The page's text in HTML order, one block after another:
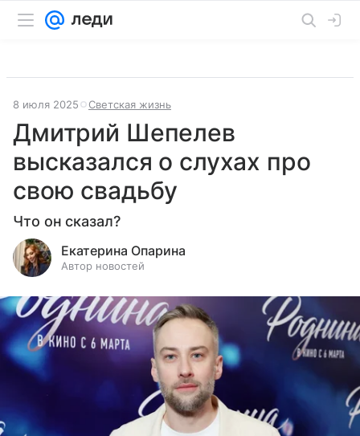
8 июля 2025 Светская жизнь
Дмитрий Шепелев
высказался о слухах про
свою свадьбу
Что он сказал?
Екатерина Опарина
Автор новостей